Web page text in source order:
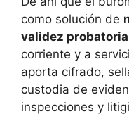
como solución de
validez probatoria
corriente y a
aporta cifrado,
custodia de
inspecciones y